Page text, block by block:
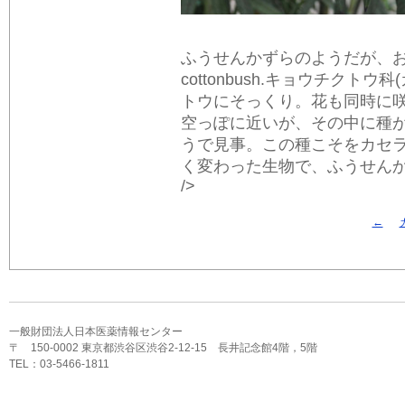
ふうせんかずらのようだが、
cottonbush.キョウチクトウ科
トウにそっくり。花も同時に
空っぽに近いが、その中に種
うで見事。この種こそをカセ
く変わった生物で、ふうせん
/>
←
一般財団法人日本医薬情報センター
〒 150-0002 東京都渋谷区渋谷2-12-15 長井記念館4階，5階
TEL：03-5466-1811